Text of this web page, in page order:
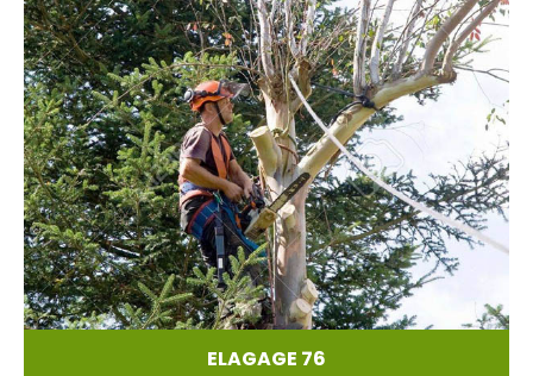
ELAGAGE 76